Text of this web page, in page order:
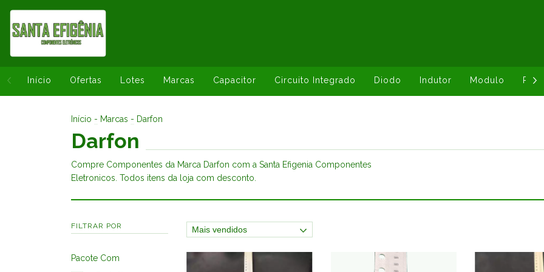
Início Ofertas Lotes Marcas Capacitor Circuito Integrado Diodo Indutor Modulo
Início - Marcas - Darfon
Darfon
Compre Componentes da Marca Darfon com a Santa Efigenia Componentes
Eletronicos. Todos itens da loja com desconto.
FILTRAR POR
Pacote Com